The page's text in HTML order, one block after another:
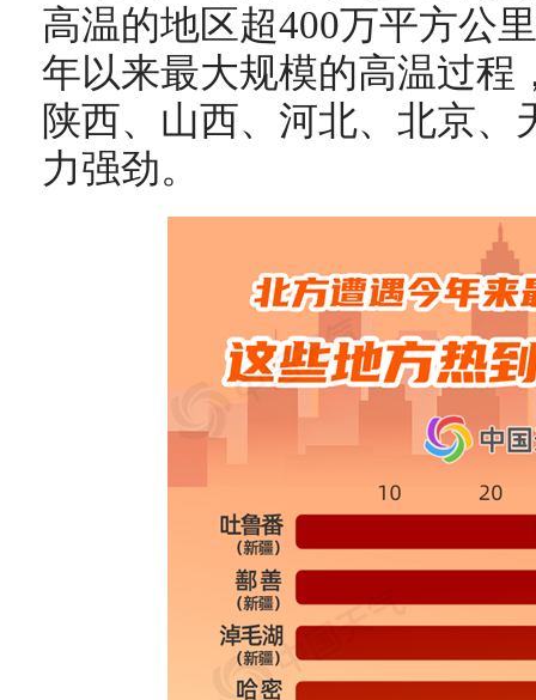
高温的地区超400万平方公
年以来最大规模的高温过程
陕西、山西、河北、北京
力强劲。